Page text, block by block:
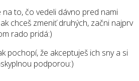
to, čo vedeli dávno pred nami
chceš zmeniť druhých, začni najprv
rado pridá:)
pochopí, že akceptuješ ich sny a si
podporou:)